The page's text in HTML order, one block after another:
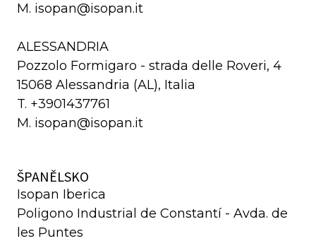
M. isopan@isopan.it
ALESSANDRIA
Pozzolo Formigaro - strada delle Roveri, 4
15068 Alessandria (AL), Italia
T. +3901437761
M. isopan@isopan.it
ŠPANĚLSKO
Isopan Iberica
Poligono Industrial de Constantí - Avda. de
les Puntes